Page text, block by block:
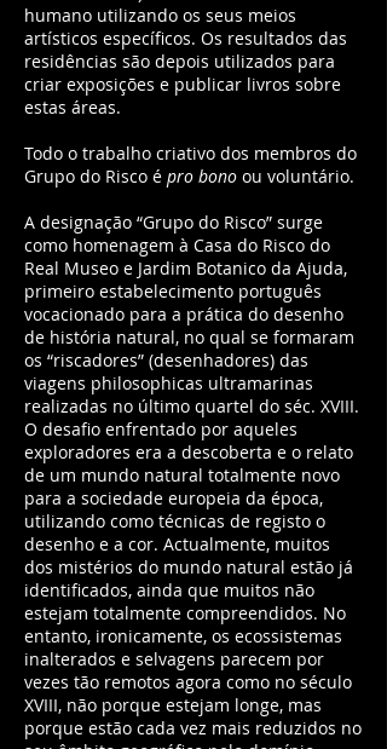
humano utilizando os seus meios
artísticos específicos. Os resultados das
residências são depois utilizados para
criar exposições e publicar livros sobre
estas áreas.
Todo o trabalho criativo dos membros do
Grupo do Risco é pro bono ou voluntário.
A designação “Grupo do Risco” surge
como homenagem à Casa do Risco do
Real Museo e Jardim Botanico da Ajuda,
primeiro estabelecimento português
vocacionado para a prática do desenho
de história natural, no qual se formaram
os “riscadores” (desenhadores) das
viagens philosophicas ultramarinas
realizadas no último quartel do séc. XVIII.
O desafio enfrentado por aqueles
exploradores era a descoberta e o relato
de um mundo natural totalmente novo
para a sociedade europeia da época,
utilizando como técnicas de registo o
desenho e a cor. Actualmente, muitos
dos mistérios do mundo natural estão já
identificados, ainda que muitos não
estejam totalmente compreendidos. No
entanto, ironicamente, os ecossistemas
inalterados e selvagens parecem por
vezes tão remotos agora como no século
XVIII, não porque estejam longe, mas
porque estão cada vez mais reduzidos no